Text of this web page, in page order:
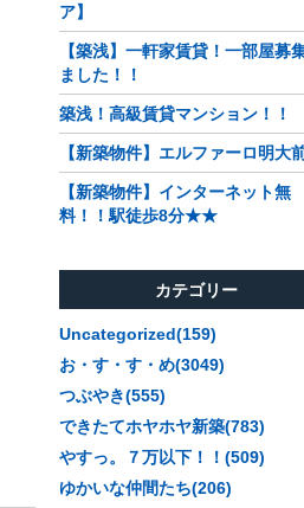
ア】
【築浅】一軒家賃貸！一部屋募
ました！！
築浅！高級賃貸マンション！！
【新築物件】エルファーロ明大
【新築物件】インターネット無
料！！駅徒歩8分★★
カテゴリー
Uncategorized(159)
お・す・す・め(3049)
つぶやき(555)
できたてホヤホヤ新築(783)
やすっ。７万以下！！(509)
ゆかいな仲間たち(206)